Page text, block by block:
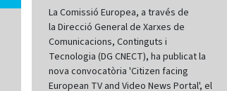
La Comissió Europea, a través de
la Direcció General de Xarxes de
Comunicacions, Continguts i
Tecnologia (DG CNECT), ha publicat la
nova convocatòria 'Citizen facing
European TV and Video News Portal', el